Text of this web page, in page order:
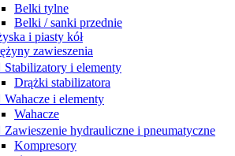
Belki tylne
Belki / sanki przednie
i piasty kół
zawieszenia
Stabilizatory i elementy
Drążki stabilizatora
Wahacze i elementy
Wahacze
Zawieszenie hydrauliczne i pneumatyczne
Kompresory